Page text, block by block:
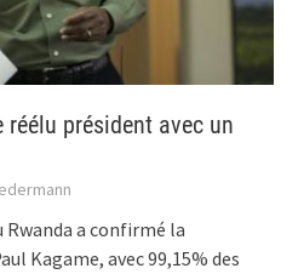
réélu président avec un
a confirmé la
Kagame, avec 99,15% des